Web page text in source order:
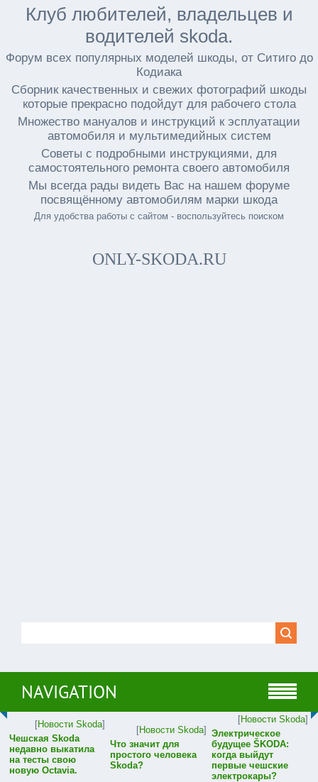
Клуб любителей, владельцев и
водителей skoda.
Форум всех популярных моделей шкоды, от Ситиго до
Кодиака
Сборник качественных и свежих фотографий шкоды
которые прекрасно подойдут для рабочего стола
Множество мануалов и инструкций к эсплуатации
автомобиля и мультимедийных систем
Советы с подробными инструкциями, для
самостоятельного ремонта своего автомобиля
Мы всегда рады видеть Вас на нашем форуме
посвящённому автомобилям марки шкода
Для удобства работы с сайтом - воспользуйтесь поиском
ONLY-SKODA.RU
NAVIGATION
[Новости Skoda]
Чешская Skoda
недавно выкатила
на тесты свою
новую Octavia.
[Новости Skoda]
Что значит для
простого человека
Skoda?
[Новости Skoda]
Электрическое
будущее ŠKODA:
когда выйдут
первые чешские
электрокары?